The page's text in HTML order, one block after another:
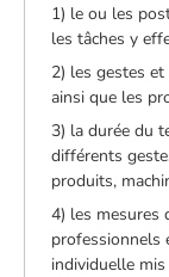
1) le ou les
les tâches y
2) les gestes
ainsi que les
3) la durée du
différents
produits,
4) les mesures
professionnels
individuelle